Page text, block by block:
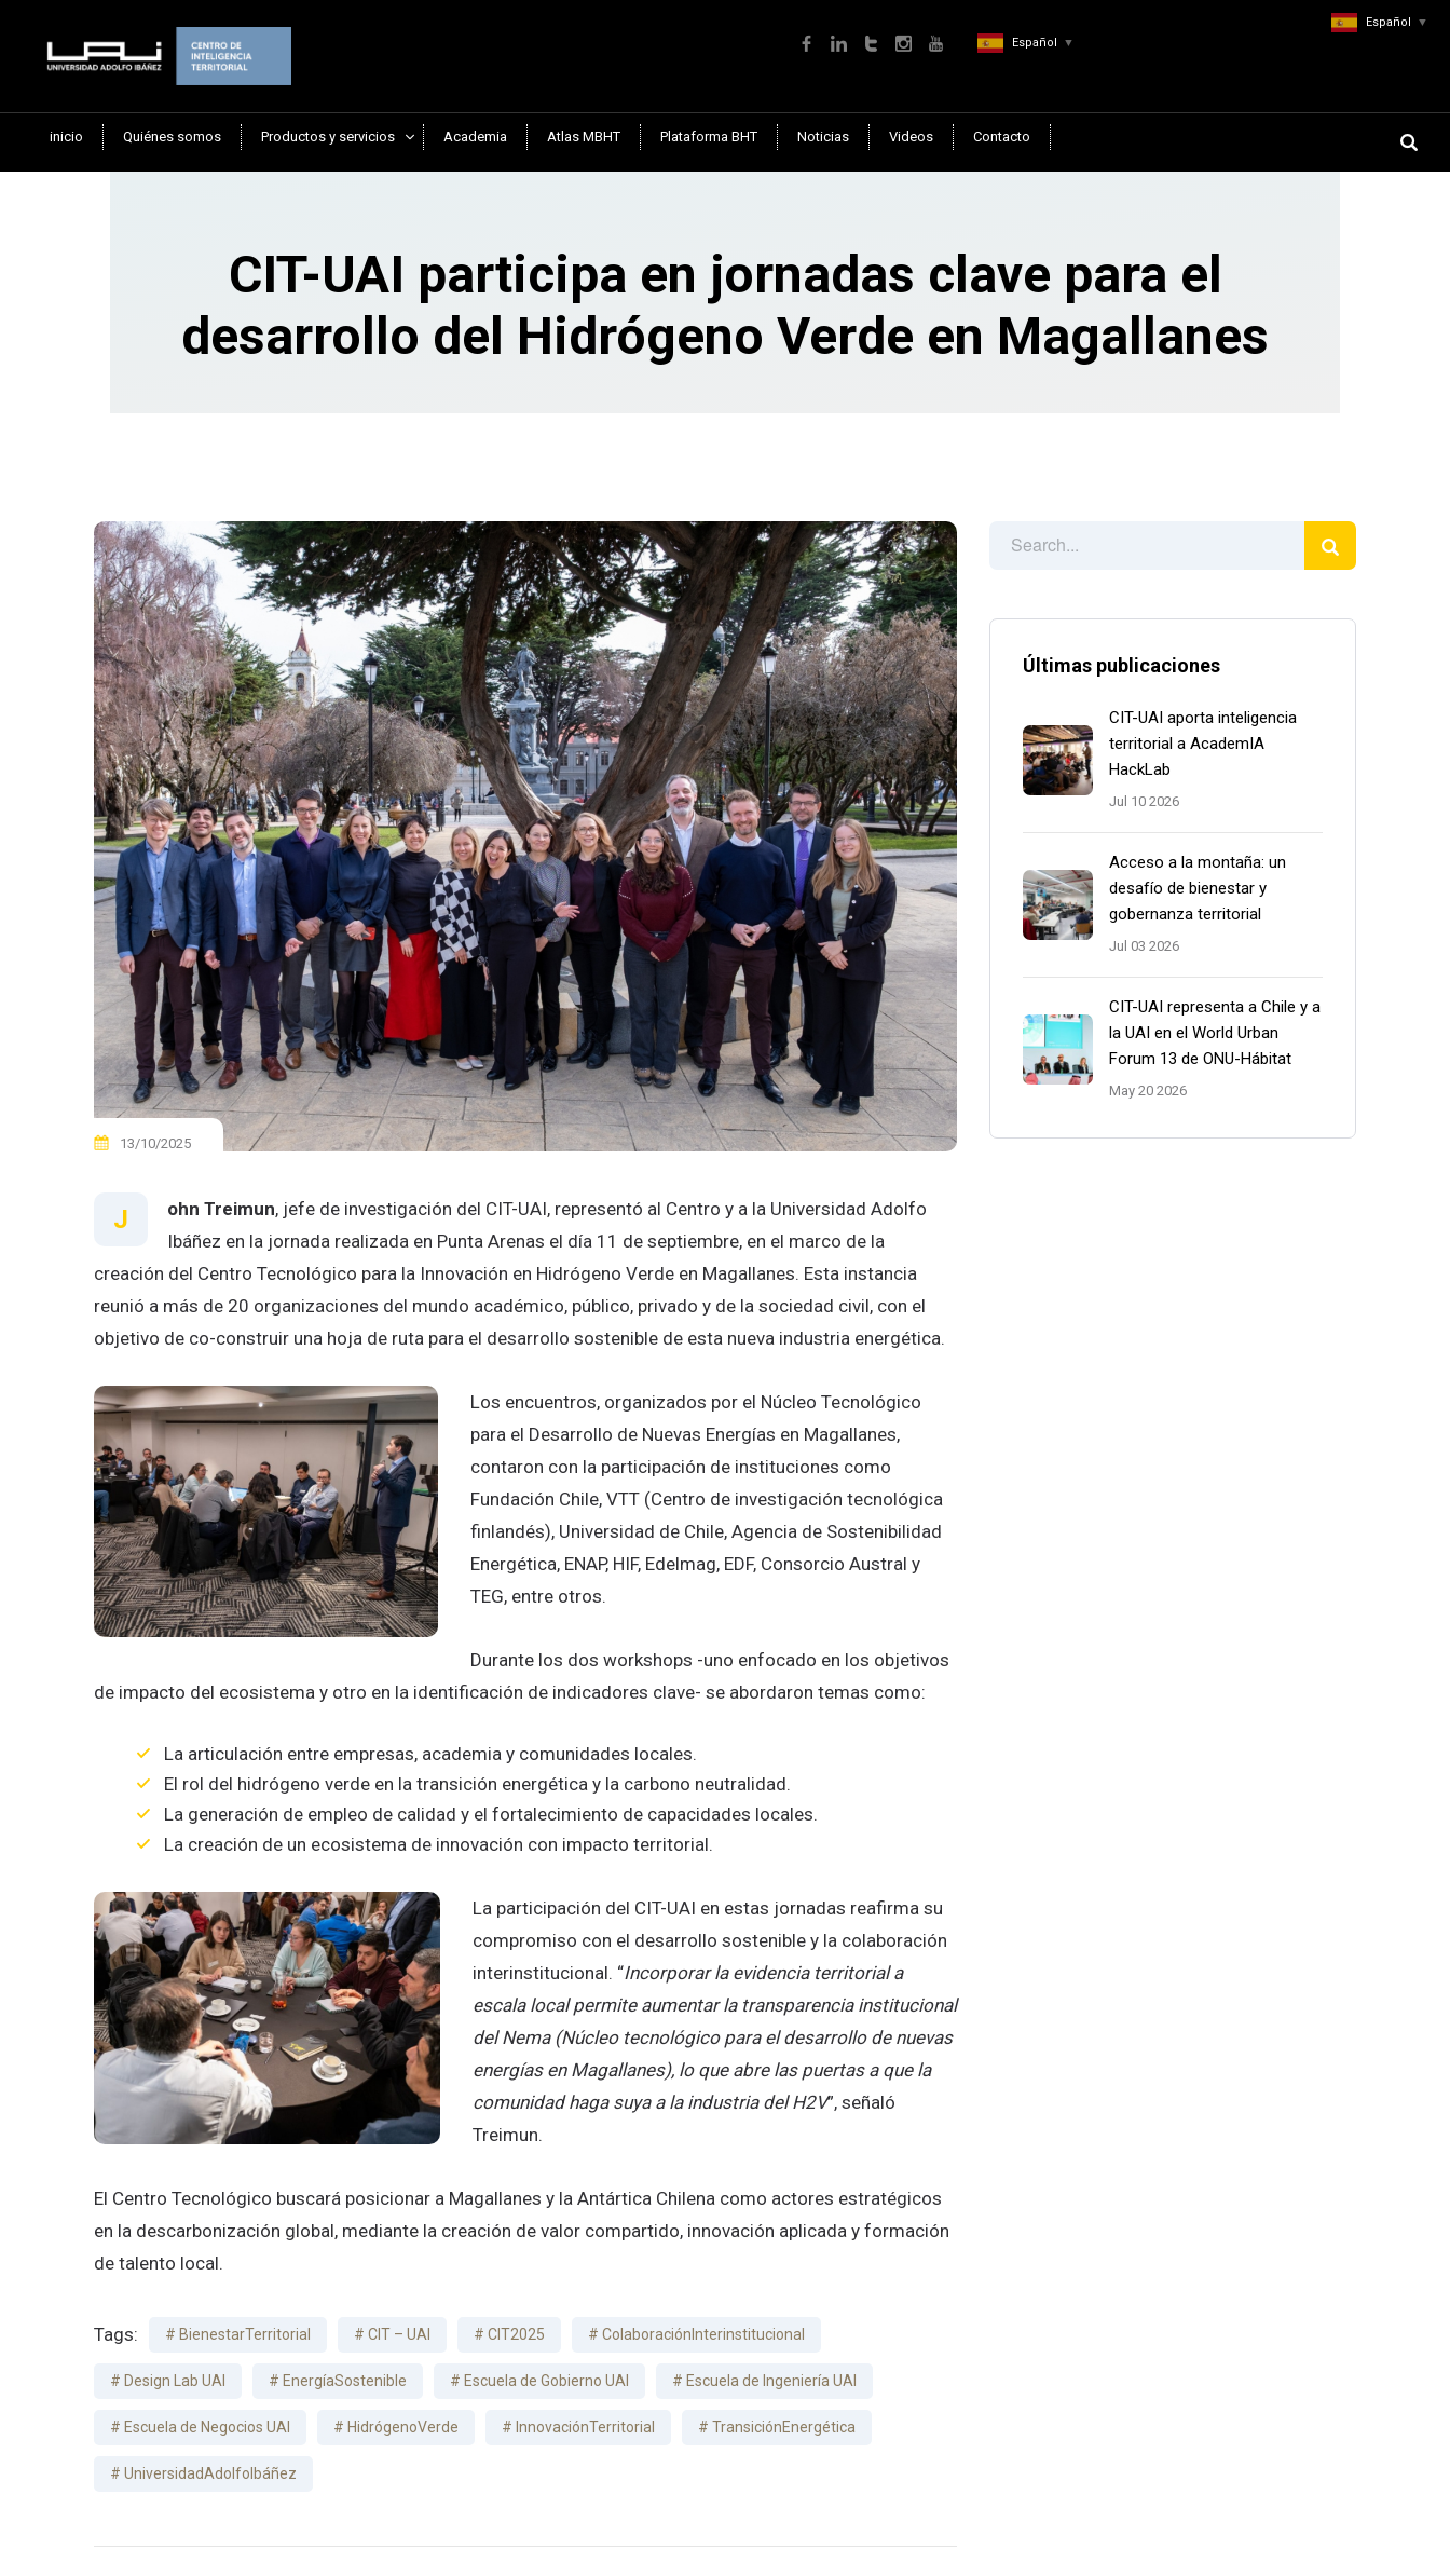
Español ▼
inicio Quiénes somos Productos y servicios Academia Atlas MBHT Plataforma BHT Noticias Videos Contacto
CIT-UAI participa en jornadas clave para el
desarrollo del Hidrógeno Verde en Magallanes
Últimas publicaciones
CIT-UAI aporta inteligencia
territorial a AcademIA
HackLab
Jul 10 2026
Acceso a la montaña: un
desafío de bienestar y
gobernanza territorial
Jul 03 2026
CIT-UAI representa a Chile y a
la UAI en el World Urban
Forum 13 de ONU-Hábitat
May 20 2026
13/10/2025
J ohn Treimun, jefe de investigación del CIT-UAI, representó al Centro y a la Universidad Adolfo
Ibáñez en la jornada realizada en Punta Arenas el día 11 de septiembre, en el marco de la
creación del Centro Tecnológico para la Innovación en Hidrógeno Verde en Magallanes. Esta instancia
reunió a más de 20 organizaciones del mundo académico, público, privado y de la sociedad civil, con el
objetivo de co-construir una hoja de ruta para el desarrollo sostenible de esta nueva industria energética.
Los encuentros, organizados por el Núcleo Tecnológico
para el Desarrollo de Nuevas Energías en Magallanes,
contaron con la participación de instituciones como
Fundación Chile, VTT (Centro de investigación tecnológica
finlandés), Universidad de Chile, Agencia de Sostenibilidad
Energética, ENAP, HIF, Edelmag, EDF, Consorcio Austral y
TEG, entre otros.
Durante los dos workshops -uno enfocado en los objetivos
de impacto del ecosistema y otro en la identificación de indicadores clave- se abordaron temas como:
La articulación entre empresas, academia y comunidades locales.
El rol del hidrógeno verde en la transición energética y la carbono neutralidad.
La generación de empleo de calidad y el fortalecimiento de capacidades locales.
La creación de un ecosistema de innovación con impacto territorial.
La participación del CIT-UAI en estas jornadas reafirma su
compromiso con el desarrollo sostenible y la colaboración
interinstitucional. “Incorporar la evidencia territorial a
escala local permite aumentar la transparencia institucional
del Nema (Núcleo tecnológico para el desarrollo de nuevas
energías en Magallanes), lo que abre las puertas a que la
comunidad haga suya a la industria del H2V”, señaló
Treimun.
El Centro Tecnológico buscará posicionar a Magallanes y la Antártica Chilena como actores estratégicos
en la descarbonización global, mediante la creación de valor compartido, innovación aplicada y formación
de talento local.
Tags: BienestarTerritorial CIT – UAI CIT2025 ColaboraciónInterinstitucional
Design Lab UAI EnergíaSostenible Escuela de Gobierno UAI Escuela de Ingeniería UAI
Escuela de Negocios UAI HidrógenoVerde InnovaciónTerritorial TransiciónEnergética
UniversidadAdolfoIbáñez
Español ▼